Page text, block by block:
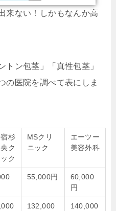
来ない！しかもなんか高
トン包茎」「真性包茎」
の医院を調べて表にしま
杉
ク
ク
MSクリ
ニック
エーツー
美容外科
55,000円
60,000
円
132,000
140,000